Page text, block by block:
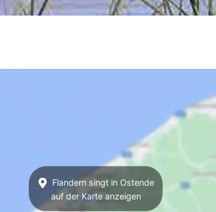
Flandern singt in Ostende
auf der Karte anzeigen